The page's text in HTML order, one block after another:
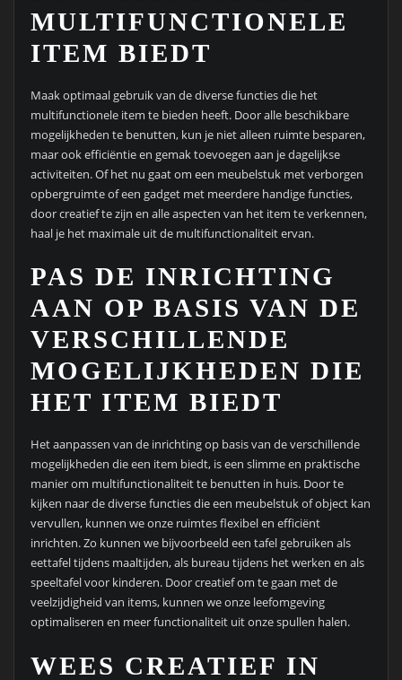
MULTIFUNCTIONELE
ITEM BIEDT
Maak optimaal gebruik van de diverse functies die het
multifunctionele item te bieden heeft. Door alle beschikbare
mogelijkheden te benutten, kun je niet alleen ruimte besparen,
maar ook efficiëntie en gemak toevoegen aan je dagelijkse
activiteiten. Of het nu gaat om een meubelstuk met verborgen
opbergruimte of een gadget met meerdere handige functies,
door creatief te zijn en alle aspecten van het item te verkennen,
haal je het maximale uit de multifunctionaliteit ervan.
PAS DE INRICHTING
AAN OP BASIS VAN DE
VERSCHILLENDE
MOGELIJKHEDEN DIE
HET ITEM BIEDT
Het aanpassen van de inrichting op basis van de verschillende
mogelijkheden die een item biedt, is een slimme en praktische
manier om multifunctionaliteit te benutten in huis. Door te
kijken naar de diverse functies die een meubelstuk of object kan
vervullen, kunnen we onze ruimtes flexibel en efficiënt
inrichten. Zo kunnen we bijvoorbeeld een tafel gebruiken als
eettafel tijdens maaltijden, als bureau tijdens het werken en als
speeltafel voor kinderen. Door creatief om te gaan met de
veelzijdigheid van items, kunnen we onze leefomgeving
optimaliseren en meer functionaliteit uit onze spullen halen.
WEES CREATIEF IN